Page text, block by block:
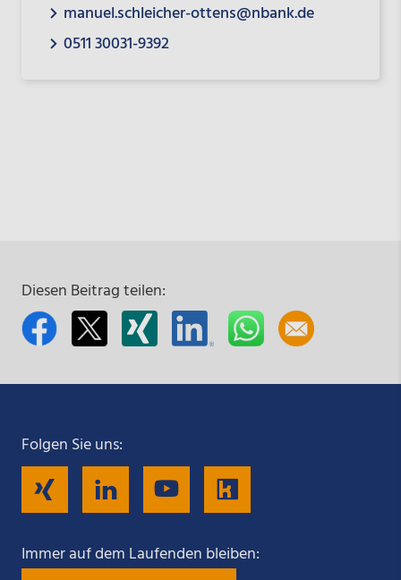
manuel.schleicher-ottens@nbank.de
0511 30031-9392
Diesen Beitrag teilen:
Folgen Sie uns:
Folgen
Sie
Folgen
Sie
Folgen
Sie Sie
Immer auf dem Laufenden bleiben: